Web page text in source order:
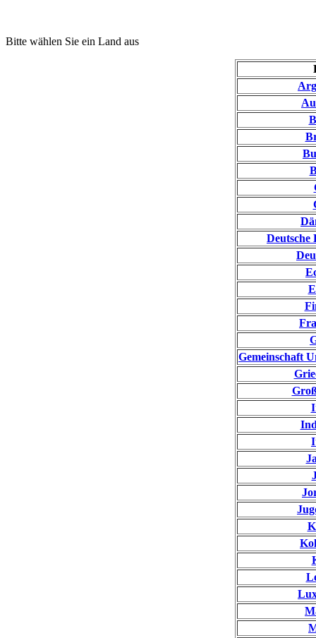
Bitte wählen Sie ein Land aus
Deutsche
Gemeinschaft